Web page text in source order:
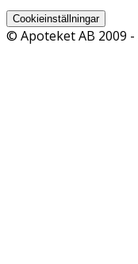
Cookieinställningar
© Apoteket AB 2009 -